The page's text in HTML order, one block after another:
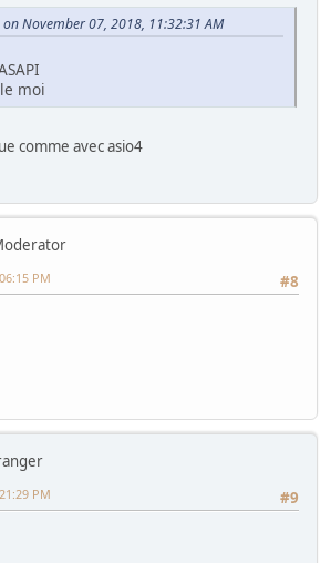
November 07, 2018, 11:32:31 AM
moi
comme avec asio4
#8
PM
#9
PM